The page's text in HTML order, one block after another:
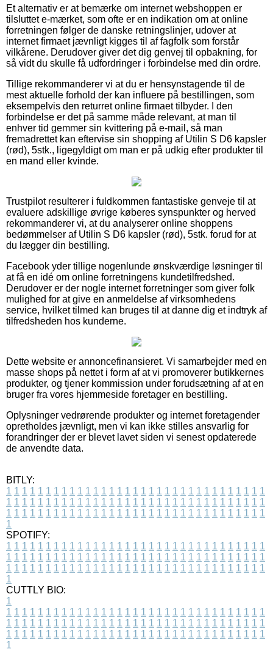
Et alternativ er at bemærke om internet webshoppen er
tilsluttet e-mærket, som ofte er en indikation om at online
forretningen følger de danske retningslinjer, udover at
internet firmaet jævnligt kigges til af fagfolk som forstår
vilkårene. Derudover giver det dig genvej til opbakning, for
så vidt du skulle få udfordringer i forbindelse med din ordre.
Tillige rekommanderer vi at du er hensynstagende til de
mest aktuelle forhold der kan influere på bestillingen, som
eksempelvis den returret online firmaet tilbyder. I den
forbindelse er det på samme måde relevant, at man til
enhver tid gemmer sin kvittering på e-mail, så man
fremadrettet kan eftervise sin shopping af Utilin S D6 kapsler
(rød), 5stk., ligegyldigt om man er på udkig efter produkter til
en mand eller kvinde.
Trustpilot resulterer i fuldkommen fantastiske genveje til at
evaluere adskillige øvrige køberes synspunkter og herved
rekommanderer vi, at du analyserer online shoppens
bedømmelser af Utilin S D6 kapsler (rød), 5stk. forud for at
du lægger din bestilling.
Facebook yder tillige nogenlunde ønskværdige løsninger til
at få en idé om online forretningens kundetilfredshed.
Derudover er der nogle internet forretninger som giver folk
mulighed for at give en anmeldelse af virksomhedens
service, hvilket tilmed kan bruges til at danne dig et indtryk af
tilfredsheden hos kunderne.
Dette website er annoncefinansieret. Vi samarbejder med en
masse shops på nettet i form af at vi promoverer butikkernes
produkter, og tjener kommission under forudsætning af at en
bruger fra vores hjemmeside foretager en bestilling.
Oplysninger vedrørende produkter og internet foretagender
opretholdes jævnligt, men vi kan ikke stilles ansvarlig for
forandringer der er blevet lavet siden vi senest opdaterede
de anvendte data.
BITLY:
1 1 1 1 1 1 1 1 1 1 1 1 1 1 1 1 1 1 1 1 1 1 1 1 1 1 1 1 1 1 1 1 1
1 1 1 1 1 1 1 1 1 1 1 1 1 1 1 1 1 1 1 1 1 1 1 1 1 1 1 1 1 1 1 1 1
1 1 1 1 1 1 1 1 1 1 1 1 1 1 1 1 1 1 1 1 1 1 1 1 1 1 1 1 1 1 1 1 1
1
SPOTIFY:
1 1 1 1 1 1 1 1 1 1 1 1 1 1 1 1 1 1 1 1 1 1 1 1 1 1 1 1 1 1 1 1 1
1 1 1 1 1 1 1 1 1 1 1 1 1 1 1 1 1 1 1 1 1 1 1 1 1 1 1 1 1 1 1 1 1
1 1 1 1 1 1 1 1 1 1 1 1 1 1 1 1 1 1 1 1 1 1 1 1 1 1 1 1 1 1 1 1 1
1
CUTTLY BIO:
1
1 1 1 1 1 1 1 1 1 1 1 1 1 1 1 1 1 1 1 1 1 1 1 1 1 1 1 1 1 1 1 1 1
1 1 1 1 1 1 1 1 1 1 1 1 1 1 1 1 1 1 1 1 1 1 1 1 1 1 1 1 1 1 1 1 1
1 1 1 1 1 1 1 1 1 1 1 1 1 1 1 1 1 1 1 1 1 1 1 1 1 1 1 1 1 1 1 1 1
1